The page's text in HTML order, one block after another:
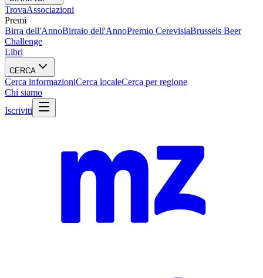
TrovaAssociazioni
Premi
Birra dell'AnnoBirraio dell'AnnoPremio CerevisiaBrussels Beer
Challenge
Libri
CERCA
Cerca informazioniCerca localeCerca per regione
Chi siamo
Iscriviti